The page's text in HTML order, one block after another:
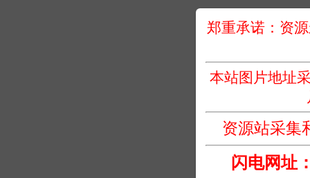
郑重承诺：资
本站图片地址
资源站采集
闪电网址